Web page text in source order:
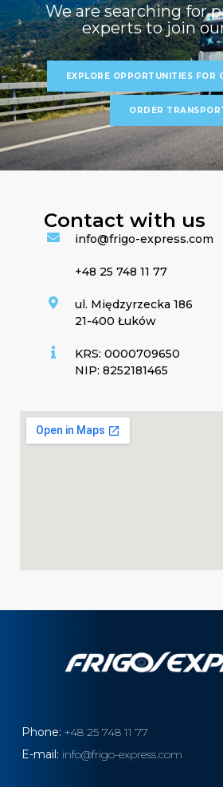
We are searching for
experts to join
EXPLORE OPPORTUNITIES FOR
ORDER
Contact with us
info@frigo-express.com
+48 25 748 11 77
ul. Międzyrzecka 186
21-400 Łuków
KRS: 0000709650
NIP: 8252181465
Phone: +48 25 748 11 77
E-mail: info@frigo-express.com